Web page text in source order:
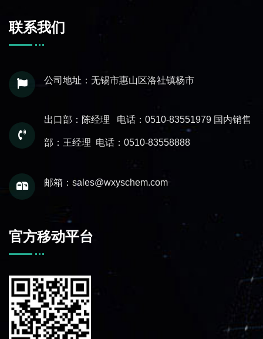
联系我们
公司地址：无锡市惠山区洛社镇杨市
出口部：陈经理 电话：0510-83551979 国内销售
部：王经理 电话：0510-83558888
邮箱：sales@wxyschem.com
官方移动平台